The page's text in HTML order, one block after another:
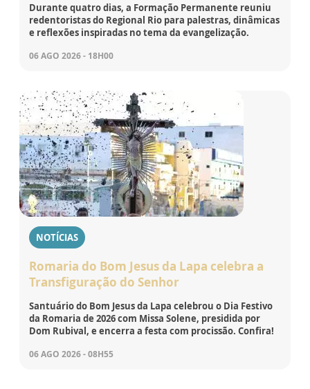
Durante quatro dias, a Formação Permanente reuniu
redentoristas do Regional Rio para palestras, dinâmicas
e reflexões inspiradas no tema da evangelização.
06 AGO 2026 - 18H00
NOTÍCIAS
Romaria do Bom Jesus da Lapa celebra a
Transfiguração do Senhor
Santuário do Bom Jesus da Lapa celebrou o Dia Festivo
da Romaria de 2026 com Missa Solene, presidida por
Dom Rubival, e encerra a festa com procissão. Confira!
06 AGO 2026 - 08H55